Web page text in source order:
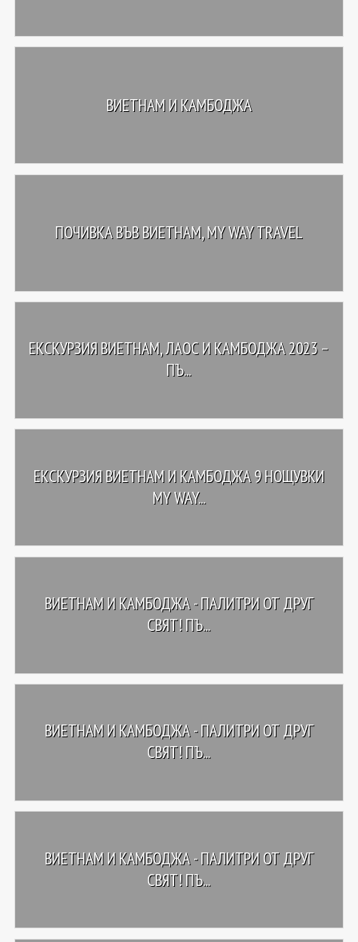
ВИЕТНАМ И КАМБОДЖА
ПОЧИВКА ВЪВ ВИЕТНАМ, MY WAY TRAVEL
ЕКСКУРЗИЯ ВИЕТНАМ, ЛАОС И КАМБОДЖА 2023 –
ПЪ...
ЕКСКУРЗИЯ ВИЕТНАМ И КАМБОДЖА 9 НОЩУВКИ
MY WAY...
ВИЕТНАМ И КАМБОДЖА - ПАЛИТРИ ОТ ДРУГ
СВЯТ! ПЪ...
ВИЕТНАМ И КАМБОДЖА - ПАЛИТРИ ОТ ДРУГ
СВЯТ! ПЪ...
ВИЕТНАМ И КАМБОДЖА - ПАЛИТРИ ОТ ДРУГ
СВЯТ! ПЪ...